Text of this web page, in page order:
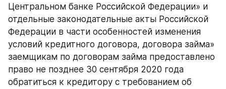
Центральном банке Российской Федерации» и
отдельные законодательные акты Российской
Федерации в части особенностей изменения
условий кредитного договора, договора займа»
заемщикам по договорам займа предоставлено
право не позднее 30 сентября 2020 года
обратиться к кредитору с требованием об